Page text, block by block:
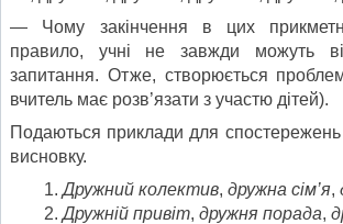
— Чому закінчення в цих
правило, учні не завжди можуть
запитання. Отже, створюється
вчитель має розв’язати з участю дітей).
Подаються приклади для
висновку.
Дружний колектив, дружна сім’я,
Дружній привіт, дружня порада,